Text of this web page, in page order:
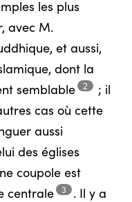
les plus
avec M.
et aussi,
dont la
semblable 2 ; il
cas où cette
aussi
des églises
coupole est
centrale 3 .Il y a